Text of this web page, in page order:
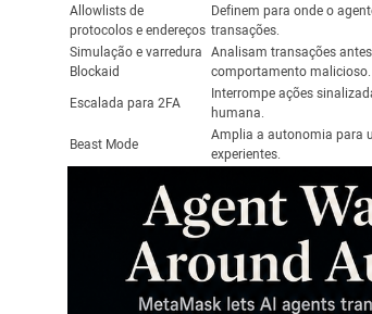
Allowlists de
protocolos e endereços
Definem para onde o
transações.
Simulação e varredura
Blockaid
Analisam transações
comportamento malicioso.
Escalada para 2FA
Interrompe ações
humana.
Beast Mode
Amplia a autonomia para
experientes.